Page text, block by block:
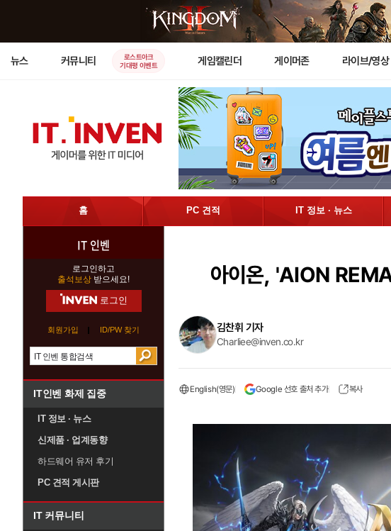
뉴스 커뮤니티
로스트아크
기대평 이벤트
게임캘린더 게이머존 라이브/영상
홈 PC 견적 IT 정보 · 뉴스
IT 인벤
로그인하고
출석보상 받으세요!
로그인
회원가입 ID/PW 찾기
IT인벤 화제 집중
IT 정보 · 뉴스
신제품 · 업계동향
하드웨어 유저 후기
PC 견적 게시판
IT 커뮤니티
아이온, 'AION
김찬휘 기자
Charliee@inven.co.kr
English(영문) Google 선호 출처 추가 복사